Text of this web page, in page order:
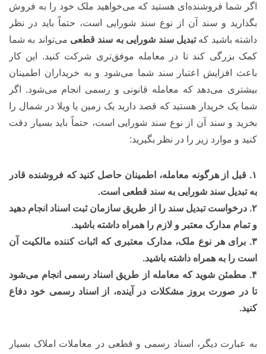
اگر شما فروشنده‌ای هستید که می‌خواهید ملک خود را به فروش
بگذارید و سند آن از نوع سند شورایی است، حتماً باید در نظر
داشته باشید که تبدیل سند شورایی به سند قطعی می‌تواند به شما
کمک بزرگی کند تا در معامله موفق‌تری شرکت کنید. این کار
باعث افزایش اعتبار سند شما می‌شود و به خریداران اطمینان
بیشتری می‌دهد که معامله‌ قانونی و رسمی انجام می‌شود. اگر
شما یک خریدار هستید که قصد دارید یک زمین یا ویلا در شمال را
بخرید و سند آن از نوع سند شورایی است، حتماً باید بسیار دقت
کنید و موارد زیر را در نظر بگیرید:
۱. قبل از هرگونه معامله، اطمینان حاصل کنید که فروشنده قادر
به تبدیل سند شورایی به سند قطعی است.
۲. درخواست تبدیل سند را از طریق سازمان ثبت اسناد انجام دهید
و تمام مدارک معتبر و لازم را همراه داشته باشید.
۳. برای هر نوع ملک، مدارک معتبری که اثبات کننده مالکیت آن
است را به همراه داشته باشید.
۴. مطمئن شوید که معامله از طریق اسناد رسمی انجام می‌شود
تا در صورت بروز مشکلات در آینده، از اسناد رسمی خود دفاع
کنید.
به عبارت دیگر، اسناد رسمی و قطعی در معاملات املاک بسیار